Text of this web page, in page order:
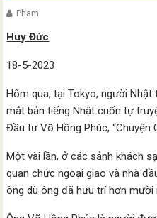
Pham
Huy Đức
18-5-2023
Hôm qua, tại Tokyo, người
mắt bản tiếng Nhật cuốn tự
Đầu tư Võ Hồng Phúc, “Chuyện
Một vài lần, ở các sảnh khách
quan chức ngoại giao và nhà
ông dù ông đã hưu trí hơn mười